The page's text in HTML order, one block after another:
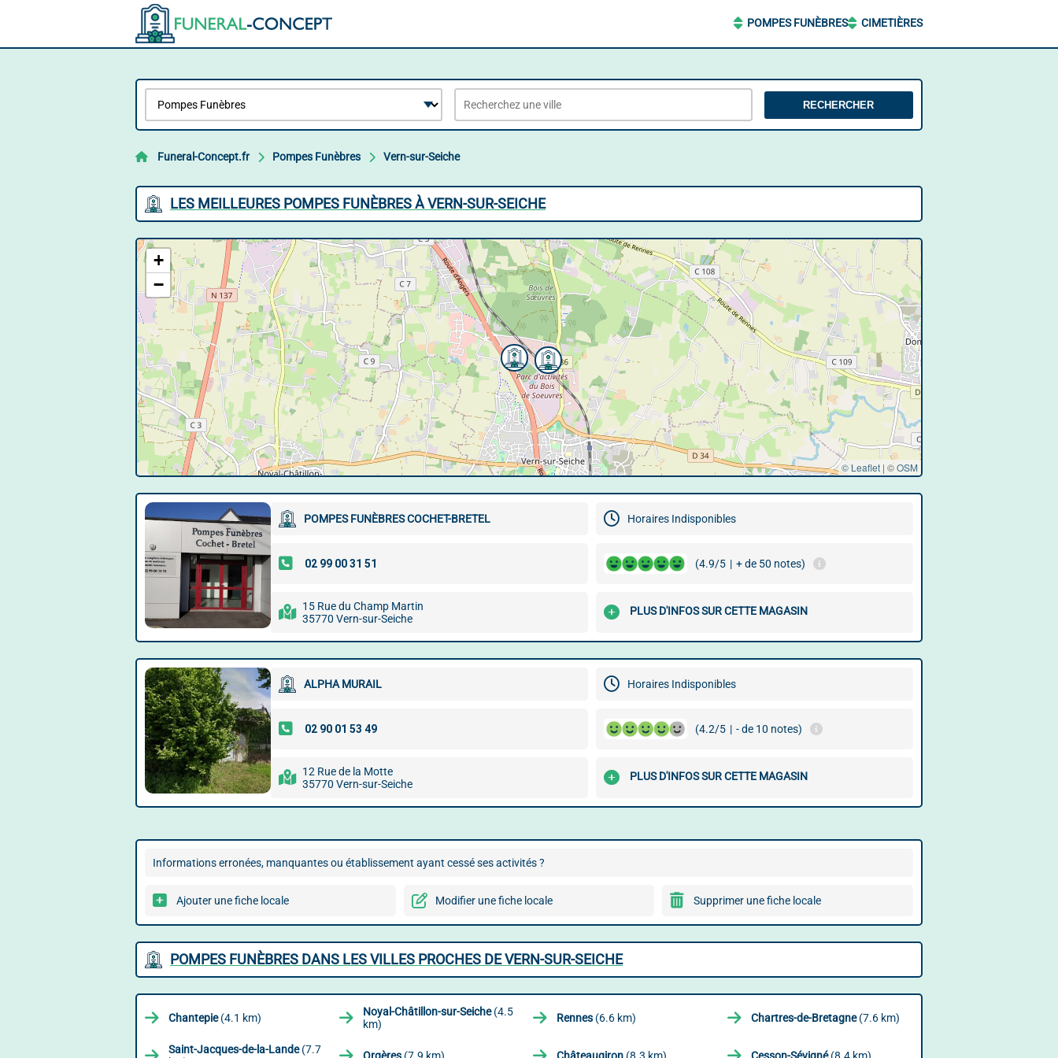
POMPES FUNÈBRES CIMETIÈRES
RECHERCHER
Funeral-Concept.fr Pompes Funèbres Vern-sur-Seiche
LES MEILLEURES POMPES FUNÈBRES À VERN-SUR-SEICHE
+
−
© Leaflet | ©OSM
POMPES FUNÈBRES COCHET-BRETEL Horaires Indisponibles
(4.9/5 | + de 50 notes)
15 Rue du Champ Martin
35770 Vern-sur-Seiche
PLUS D'INFOS SUR CETTE MAGASIN
ALPHA MURAIL Horaires Indisponibles
(4.2/5 | - de 10 notes)
12 Rue de la Motte
35770 Vern-sur-Seiche
PLUS D'INFOS SUR CETTE MAGASIN
Informations erronées, manquantes ou établissement ayant cessé ses activités ?
Ajouter une fiche locale Modifier une fiche locale Supprimer une fiche locale
POMPES FUNÈBRES DANS LES VILLES PROCHES DE VERN-SUR-SEICHE
Chantepie(4.1 km) Noyal-Châtillon-sur-Seiche(4.5
km)
Rennes (6.6 km) Chartres-de-Bretagne(7.6 km)
Saint-Jacques-de-la-Lande(7.7